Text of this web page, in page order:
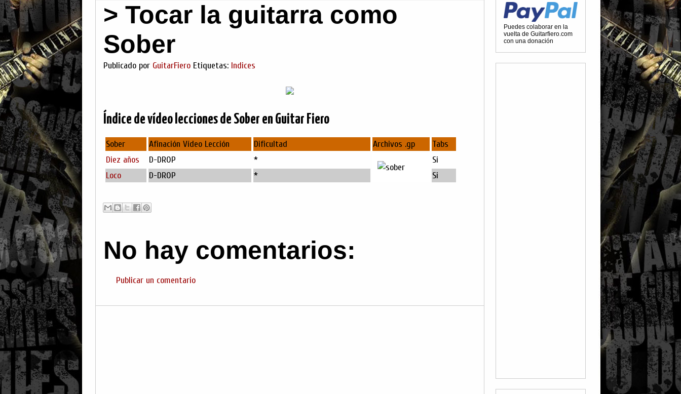
> Tocar la guitarra como
Sober
Publicado por GuitarFiero Etiquetas: Indices
Índice de vídeo lecciones de Sober en Guitar Fiero
Sober Afinación Vídeo Lección Dificultad Archivos .gp
Tabs
Diez años
D-DROP *
Si
Loco
D-DROP * Si
No hay comentarios:
Publicar un comentario
Puedes colaborar en la
vuelta de Guitarfiero.com
con una donación